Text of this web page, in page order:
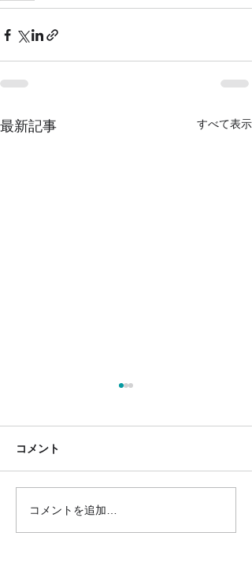
最新記事 すべて表示
札幌市中央区_公認内定予
定候補者
コメント
コメントを追加…